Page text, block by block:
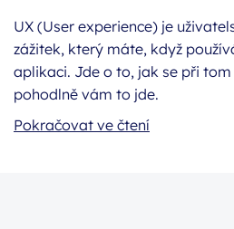
UX (User experience) je
zážitek, který máte, když
aplikaci. Jde o to, jak se při
pohodlně vám to jde.
Pokračovat ve čtení